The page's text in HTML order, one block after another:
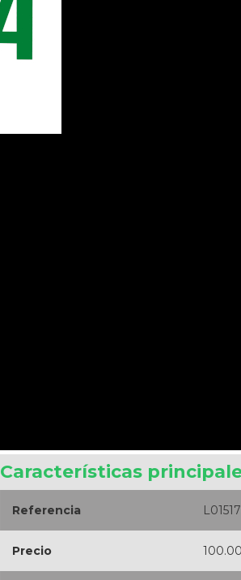
Características
Referencia
Precio